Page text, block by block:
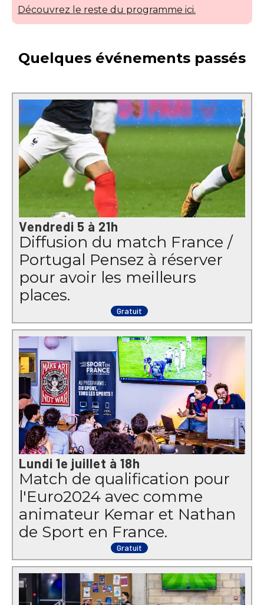
Découvrez le reste du programme ici.
Quelques événements passés
Vendredi 5 à 21h
Diffusion du match France /
Portugal Pensez à réserver
pour avoir les meilleurs
places.
Gratuit
Lundi 1e juillet à 18h
Match de qualification pour
l'Euro2024 avec comme
animateur Kemar et Nathan
de Sport en France.
Gratuit